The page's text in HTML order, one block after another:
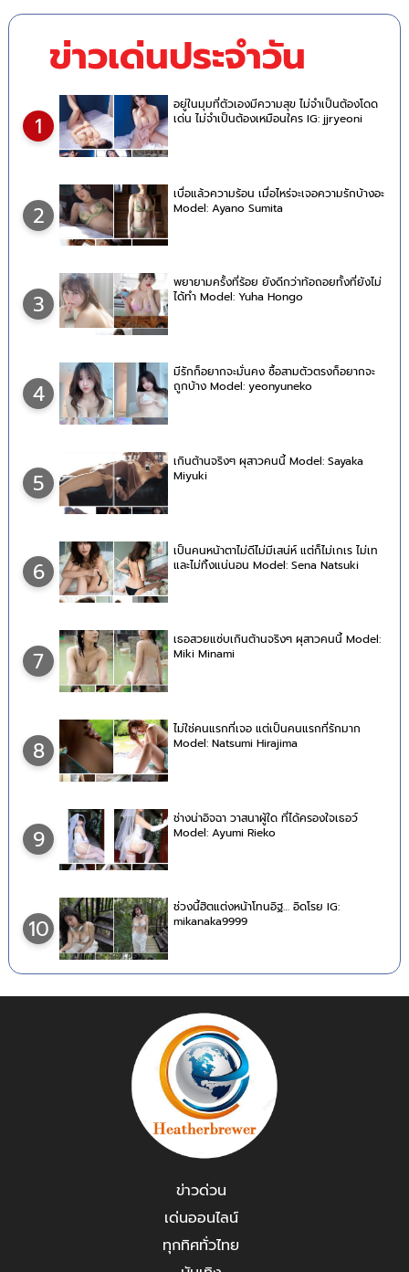
ข่าวเด่นประจำวัน
1
อยู่ในมุมที่ตัวเองมีความสุข ไม่จำเป็นต้องโดด
เด่น ไม่จำเป็นต้องเหมือนใคร IG: jjryeoni
2
เบื่อแล้วความร้อน เมื่อไหร่จะเจอความรักบ้างอะ
Model: Ayano Sumita
3
พยายามครั้งที่ร้อย ยังดีกว่าท้อถอยทั้งที่ยังไม่
ได้ทำ Model: Yuha Hongo
4
มีรักก็อยากจะมั่นคง ซื้อสามตัวตรงก็อยากจะ
ถูกบ้าง Model: yeonyuneko
5
เกินต้านจริงๆ ผุสาวคนนี้ Model: Sayaka
Miyuki
6
เป็นคนหน้าตาไม่ดีไม่มีเสน่ห์ แต่ก็ไม่เกเร ไม่เท
และไม่ทิ้งแน่นอน Model: Sena Natsuki
7
เธอสวยแซ่บเกินต้านจริงๆ ผุสาวคนนี้ Model:
Miki Minami
8
ไม่ใช่คนแรกที่เจอ แต่เป็นคนแรกที่รักมาก
Model: Natsumi Hirajima
9
ช่างน่าอิจฉา วาสนาผู้ใด ที่ได้ครองใจเธอว์
Model: Ayumi Rieko
10
ช่วงนี้ฮิตแต่งหน้าโทนอิฐ… อิดโรย IG:
mikanaka9999
ข่าวด่วน
เด่นออนไลน์
ทุกทิศทั่วไทย